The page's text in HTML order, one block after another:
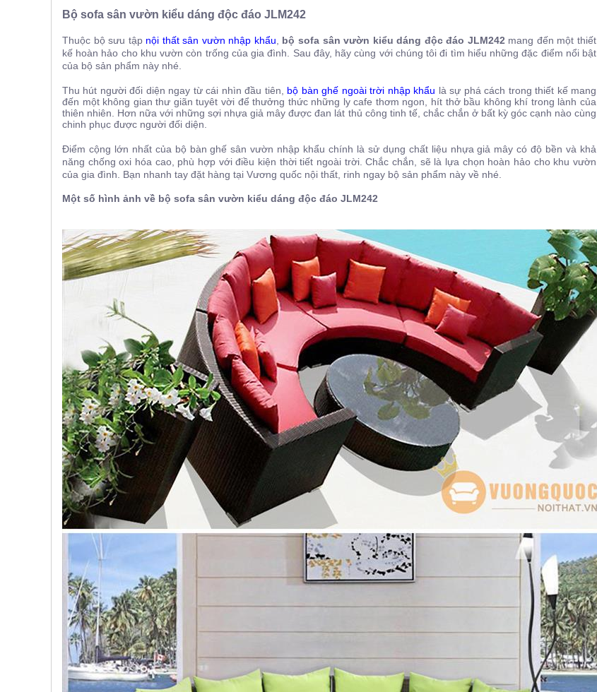
Bộ sofa sân vườn kiểu dáng độc đáo JLM242
Thuộc bộ sưu tập nội thất sân vườn nhập khẩu bộ sofa sân vườn kiểu dáng độc đáo JLM242 mang đến một thiết
kế hoàn hảo cho khu vườn còn trống của gia đình. Sau đây, hãy cùng với chúng tôi đi tìm hiểu những đặc điểm nổi bật
của bộ sản phẩm này nhé.
Thu hút người đối diện ngay từ cái nhìn đầu tiên, bộ bàn ghế ngoài trời nhập khẩu là sự phá cách trong thiết kế mang
đến một không gian thư giãn tuyêt vời để thưởng thức những ly cafe thơm ngon, hít thở bầu không khí trong lành của
thiên nhiên. Hơn nữa với những sợi nhựa giả mây được đan lát thủ công tinh tế, chắc chắn ở bất kỳ góc cạnh nào cùng
chinh phục được người đối diện.
Điểm cộng lớn nhất của bộ bàn ghế sân vườn nhập khẩu chính là sử dụng chất liệu nhựa giả mây có độ bền và khả
năng chống oxi hóa cao, phù hợp với điều kiện thời tiết ngoài trời. Chắc chắn, sẽ là lựa chọn hoàn hảo cho khu vườn
của gia đình. Bạn nhanh tay đặt hàng tại Vương quốc nội thất, rinh ngay bộ sản phẩm này về nhé.
Một số hình ảnh về bộ sofa sân vườn kiểu dáng độc đáo JLM242